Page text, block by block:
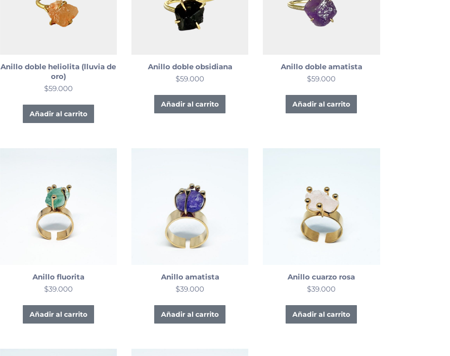
Anillo doble heliolita (lluvia de
oro)
$59.000
Añadir al carrito
Anillo doble obsidiana
$59.000
Añadir al carrito
Anillo doble amatista
$59.000
Añadir al carrito
Anillo fluorita
$39.000
Añadir al carrito
Anillo amatista
$39.000
Añadir al carrito
Anillo cuarzo rosa
$39.000
Añadir al carrito